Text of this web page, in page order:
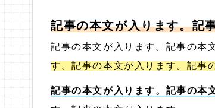
記事の本文が入ります。記
記事の本文が入ります。記事の本
す。記事の本文が入ります。記事
記事の本文が入ります。記事の本